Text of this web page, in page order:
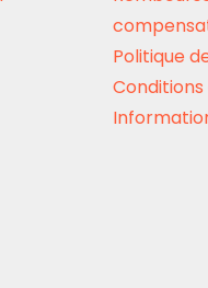
Politique